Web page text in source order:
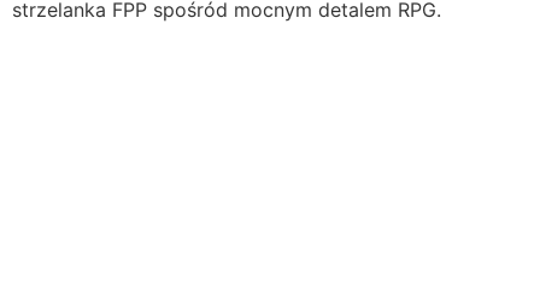
strzelanka FPP spośród mocnym detalem RPG.